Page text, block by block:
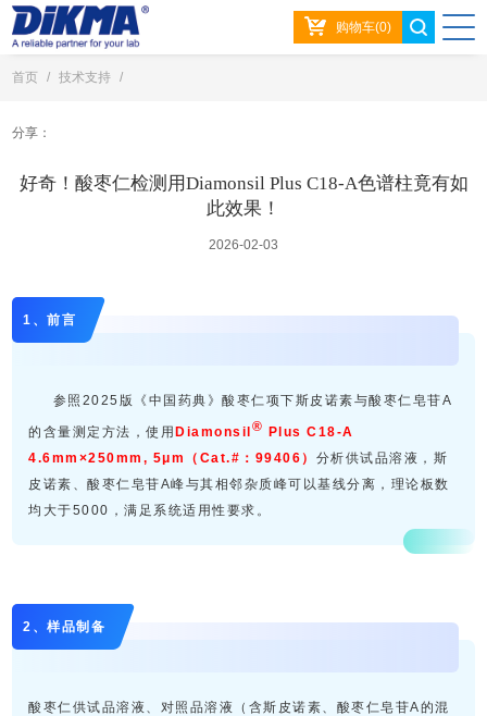
购物车(0)
首页 / 技术支持 /
好奇！酸枣仁检测用Diamonsil Plus C18-A色谱柱竟有如此效果！
分享：
好奇！酸枣仁检测用Diamonsil Plus C18-A色谱柱竟有如
此效果！
2026-02-03
1、前言
参照2025版《中国药典》酸枣仁项下斯皮诺素与酸枣仁皂苷A
的含量测定方法，使用 Diamonsil ® Plus C18-A
4.6mm×250mm, 5μm（Cat.#：99406） 分析供试品溶液，斯
皮诺素、酸枣仁皂苷A峰与其相邻杂质峰可以基线分离，理论板数
均大于5000，满足系统适用性要求。
2、样品制备
酸枣仁供试品溶液、对照品溶液（含斯皮诺素、酸枣仁皂苷A的混